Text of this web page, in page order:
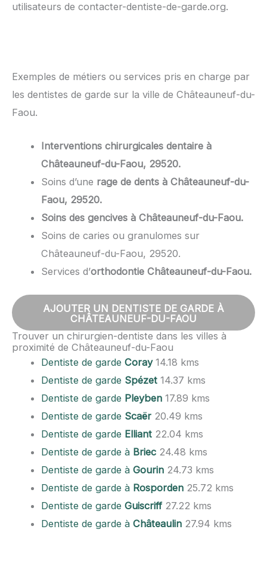
utilisateurs de contacter-dentiste-de-garde.org.
Exemples de métiers ou services pris en charge par
les dentistes de garde sur la ville de Châteauneuf-du-
Faou.
Interventions chirurgicales dentaire à
Châteauneuf-du-Faou, 29520.
Soins d’une rage de dents à Châteauneuf-du-
Faou, 29520.
Soins des gencives à Châteauneuf-du-Faou.
Soins de caries ou granulomes sur
Châteauneuf-du-Faou, 29520.
Services d’orthodontie Châteauneuf-du-Faou.
AJOUTER UN DENTISTE DE GARDE À
CHÂTEAUNEUF-DU-FAOU
Trouver un chirurgien-dentiste dans les villes à
proximité de Châteauneuf-du-Faou
Dentiste de gardeCoray14.18 kms
Dentiste de garde Spézet 14.37 kms
Dentiste de garde Pleyben 17.89 kms
Dentiste de garde Scaër 20.49 kms
Dentiste de garde Elliant 22.04 kms
Dentiste de garde à Briec 24.48 kms
Dentiste de garde àGourin 24.73 kms
Dentiste de garde à Rosporden 25.72 kms
Dentiste de gardeGuiscriff 27.22 kms
Dentiste de garde àChâteaulin 27.94 kms